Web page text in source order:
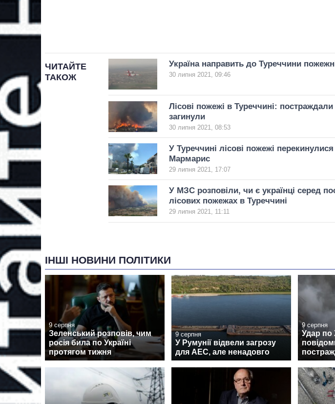
ЧИТАЙТЕ
ТАКОЖ
Україна направить до Туреччини
30 липня 2021, 09:46
Лісові пожежі в Туреччині:
загинули
30 липня 2021, 08:53
У Туреччині лісові пожежі
Мармарис
29 липня 2021, 17:07
У МЗС розповіли, чи є українці серед
лісових пожежах в Туреччині
29 липня 2021, 11:11
ІНШІ НОВИНИ ПОЛІТИКИ
9 серпня
Зеленський розповів, чим
росія била по Україні
протягом тижня
9 серпня
У Румунії відвели загрозу
для АЕС, але ненадовго
9 серпня
Удар по